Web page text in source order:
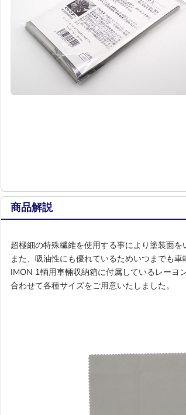
商品解説
超極細の特殊繊維を使用する事により塗装面を
また、吸油性にも優れているためいつまでも
IMON 1輌用車輛収納箱に付属しているレーヨ
合わせて各種サイズをご用意いたしました。